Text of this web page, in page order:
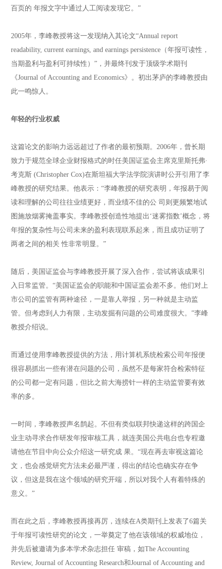
百页的 年报文字中通过人工阅读发现它。”
2005年，李峰教授将这一发现纳入其论文“Annual report
readability, current earnings, and earnings persistence（年报可读性，
当期盈利与盈利可持续性）”，并最终刊发于顶级学术期刊
《Journal of Accounting and Economics》。初出茅庐的李峰教授由
此一鸣惊人。
年轻的行业权威
这篇论文的影响力远远超过了作者的最初预期。2006年，曾长期
致力于规范全球企业财报格式的时任美国证监会主席克里斯托弗·
考克斯 (Christopher Cox)在斯坦福大学法学院演讲时公开引用了李
峰教授的研究结果。他表示：“李峰教授的研究表明，年报易于阅
读和理解的公司往往业绩更好，而业绩不佳的公 司则更频繁地试
图施放烟雾掩盖事实。李峰教授创造性地提出‘迷雾指数’概念，将
年报的复杂性与公司未来的盈利表现联系起来，而且成功证明了
两者之间的相关 性非常明显。”
随后，美国证监会与李峰教授开展了深入合作，尝试将该成果引
入日常监管。“美国证监会的职能和中国证监会差不多。他们对上
市公司的监管有两种途径，一是靠人举报，另一种就是主动监
管。但考虑到人力有限，主动发掘有问题的公司难度很大。”李峰
教授介绍说。
而通过使用李峰教授提供的方法，用计算机系统检索公司年报便
很容易抓出一些有潜在问题的公司，虽然不是每家符合检索特征
的公司都一定有问题，但比之前大海捞针一样的主动监管要有效
率的多。
一时间，李峰教授声名鹊起。不但有类似联邦快递这样的跨国企
业主动寻求合作研发年报审核工具，就连美国公共电台也专程邀
请他在节目中向公众介绍这一研究成 果。“现在再去审视这篇论
文，也会感觉研究方法未必最严谨，得出的结论也确实存在争
议，但这是我在这个领域的研究开端，所以对我个人有着特殊的
意义。”
而在此之后，李峰教授再接再厉，连续在A类期刊上发表了6篇关
于年报可读性研究的论文，一举奠定了他在该领域的权威地位，
并先后被邀请为多本学术杂志担任 审稿，如The Accounting
Review, Journal of Accounting Research和Journal of Accounting and